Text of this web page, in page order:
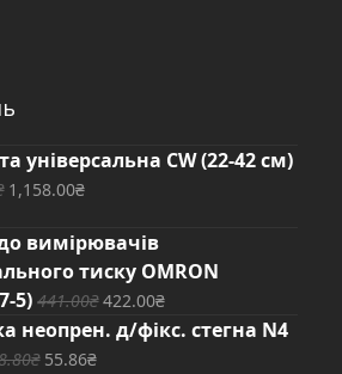
універсальна CW (22-42 см)
Оригінальна
1,209.00₴.
1,158.00₴Поточна
1,158.00₴.
вимірювачів
тиску OMRON
5) 441.00₴Оригінальна
ціна:
422.00₴Поточна
ціна:
неопрен. д/фікс. стегна N4
₴ Оригінальна
55.86₴Поточна